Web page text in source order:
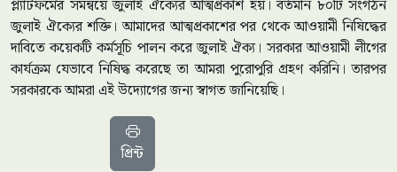
প্ল্যাটফর্মের সমন্বয়ে জুলাই ঐক্যের আত্মপ্রকাশ হয়। বর্তমান ৮০টি সংগঠন
জুলাই ঐক্যের শক্তি। আমাদের আত্মপ্রকাশের পর থেকে আওয়ামী নিষিদ্ধের
দাবিতে কয়েকটি কর্মসূচি পালন করে জুলাই ঐক্য। সরকার আওয়ামী লীগের
কার্যক্রম যেভাবে নিষিদ্ধ করেছে তা আমরা পুরোপুরি গ্রহণ করিনি। তারপর
সরকারকে আমরা এই উদ্যোগের জন্য স্বাগত জানিয়েছি।
প্রিন্ট